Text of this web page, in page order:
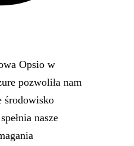
Opsio w
pozwoliła nam
środowisko
nasze